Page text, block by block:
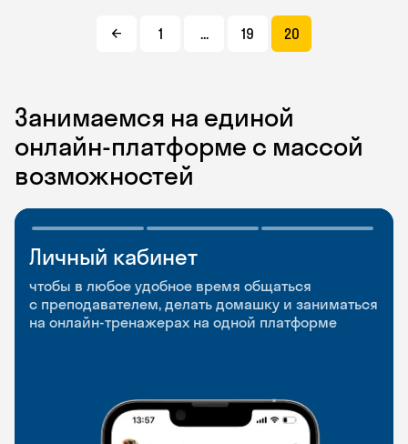
1 ... 19 20
Занимаемся на единой
онлайн-платформе с массой
возможностей
Личный кабинет
чтобы в любое удобное время общаться
с преподавателем, делать домашку и заниматься
на онлайн-тренажерах на одной платформе
Мобильное
приложение
чтобы заниматься и изучать новые слова где
и когда удобно
Разговорные клубы
и Talks
Групповые занятия для разговорной практики
и индивидуальные встречи с преподавателями